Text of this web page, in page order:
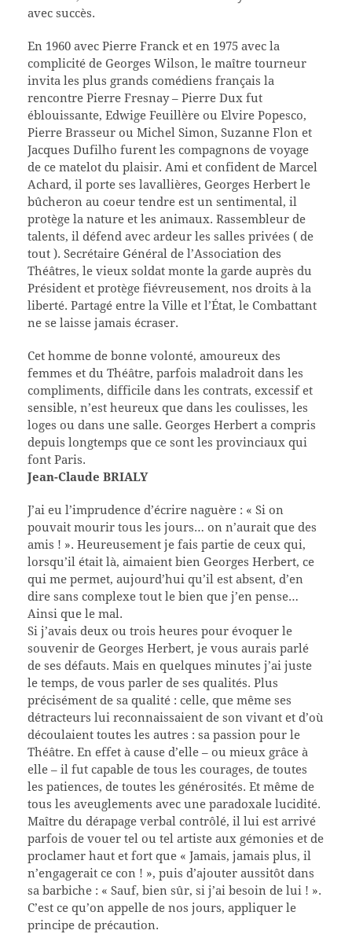
avec succès.
En 1960 avec Pierre Franck et en 1975 avec la
complicité de Georges Wilson, le maître tourneur
invita les plus grands comédiens français la
rencontre Pierre Fresnay – Pierre Dux fut
éblouissante, Edwige Feuillère ou Elvire Popesco,
Pierre Brasseur ou Michel Simon, Suzanne Flon et
Jacques Dufilho furent les compagnons de voyage
de ce matelot du plaisir. Ami et confident de Marcel
Achard, il porte ses lavallières, Georges Herbert le
bûcheron au coeur tendre est un sentimental, il
protège la nature et les animaux. Rassembleur de
talents, il défend avec ardeur les salles privées ( de
tout ). Secrétaire Général de l’Association des
Théâtres, le vieux soldat monte la garde auprès du
Président et protège fiévreusement, nos droits à la
liberté. Partagé entre la Ville et l’État, le Combattant
ne se laisse jamais écraser.
Cet homme de bonne volonté, amoureux des
femmes et du Théâtre, parfois maladroit dans les
compliments, difficile dans les contrats, excessif et
sensible, n’est heureux que dans les coulisses, les
loges ou dans une salle. Georges Herbert a compris
depuis longtemps que ce sont les provinciaux qui
font Paris.
Jean-Claude BRIALY
J’ai eu l’imprudence d’écrire naguère : « Si on
pouvait mourir tous les jours… on n’aurait que des
amis ! ». Heureusement je fais partie de ceux qui,
lorsqu’il était là, aimaient bien Georges Herbert, ce
qui me permet, aujourd’hui qu’il est absent, d’en
dire sans complexe tout le bien que j’en pense…
Ainsi que le mal.
Si j’avais deux ou trois heures pour évoquer le
souvenir de Georges Herbert, je vous aurais parlé
de ses défauts. Mais en quelques minutes j’ai juste
le temps, de vous parler de ses qualités. Plus
précisément de sa qualité : celle, que même ses
détracteurs lui reconnaissaient de son vivant et d’où
découlaient toutes les autres : sa passion pour le
Théâtre. En effet à cause d’elle – ou mieux grâce à
elle – il fut capable de tous les courages, de toutes
les patiences, de toutes les générosités. Et même de
tous les aveuglements avec une paradoxale lucidité.
Maître du dérapage verbal contrôlé, il lui est arrivé
parfois de vouer tel ou tel artiste aux gémonies et de
proclamer haut et fort que « Jamais, jamais plus, il
n’engagerait ce con ! », puis d’ajouter aussitôt dans
sa barbiche : « Sauf, bien sûr, si j’ai besoin de lui ! ».
C’est ce qu’on appelle de nos jours, appliquer le
principe de précaution.